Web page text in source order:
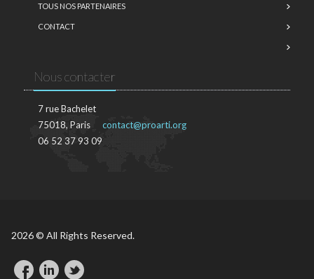
TOUS NOS PARTENAIRES
CONTACT
Nous contacter
7 rue Bachelet
75018, Paris
06 52 37 93 09
contact@proarti.org
2026 © All Rights Reserved.